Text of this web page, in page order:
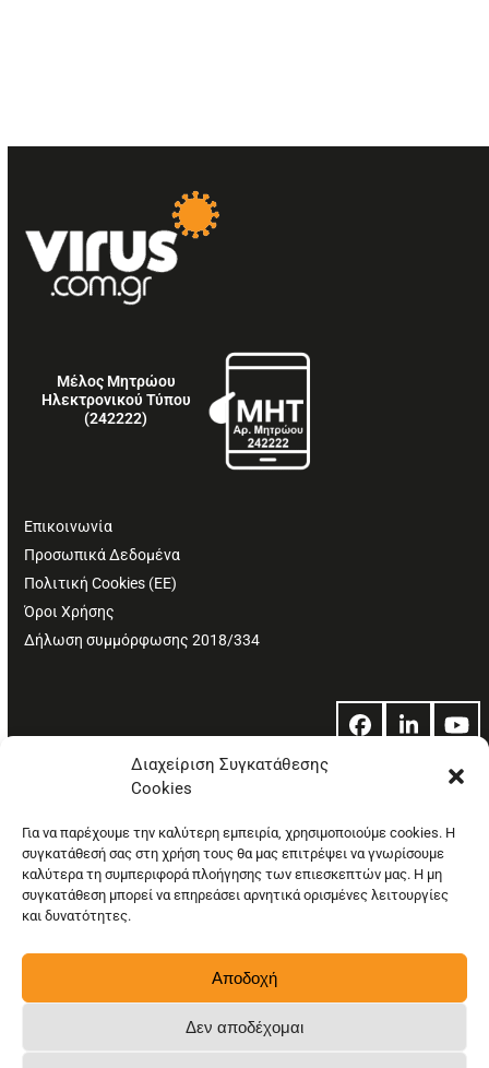
Διαχείριση Συγκατάθεσης
Cookies
Για να παρέχουμε την καλύτερη εμπειρία, χρησιμοποιούμε cookies. Η
συγκατάθεσή σας στη χρήση τους θα μας επιτρέψει να γνωρίσουμε
καλύτερα τη συμπεριφορά πλοήγησης των επιεσκεπτών μας. Η μη
συγκατάθεση μπορεί να επηρεάσει αρνητικά ορισμένες λειτουργίες
και δυνατότητες.
Αποδοχή
Δεν αποδέχομαι
Μέλος Μητρώου
Ηλεκτρονικού Τύπου
(242222)
Επικοινωνία
Προσωπικά Δεδομένα
Πολιτική Cookies (ΕΕ)
Όροι Χρήσης
Δήλωση συμμόρφωσης 2018/334
Facebook
LinkedIn
© Copyright: Ethos Media S.A.